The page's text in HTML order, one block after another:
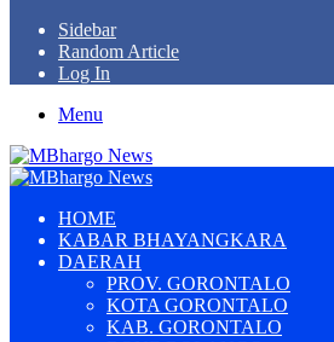
Sidebar
Random Article
Log In
Menu
HOME
KABAR BHAYANGKARA
DAERAH
PROV. GORONTALO
KOTA GORONTALO
KAB. GORONTALO